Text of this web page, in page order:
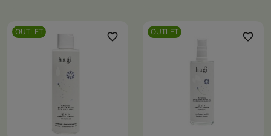
OUTLET
favorite_border OUTLET favorite_border